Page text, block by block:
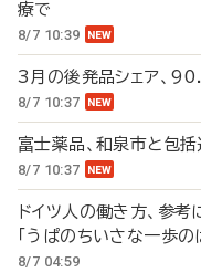
療で
8/7 10:39
3月の後発品シェア、
8/7 10:37
富士薬品、和泉市と包
8/7 10:37
ドイツ人の働き方、
「うぱのちいさな一歩の
8/7 04:59